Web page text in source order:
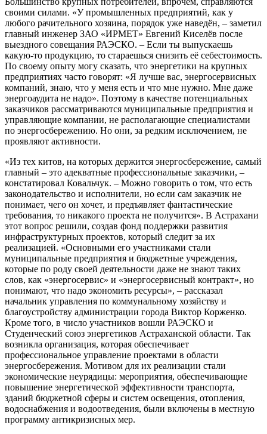
своими силами. «У промышленных предприятий, как у
любого рачительного хозяина, порядок уже наведён, – заметил
главный инженер ЗАО «ИРМЕТ» Евгений Киселёв после
выездного совещания РАЭСКО. – Если ты выпускаешь
какую-то продукцию, то стараешься снизить её себестоимость.
По своему опыту могу сказать, что энергетики на крупных
предприятиях часто говорят: «Я лучше вас, энергосервисных
компаний, знаю, что у меня есть и что мне нужно. Мне даже
энергоаудита не надо». Поэтому в качестве потенциальных
заказчиков рассматриваются муниципальные предприятия и
управляющие компании, не располагающие специалистами
по энергосбережению. Но они, за редким исключением, не
проявляют активности.
«Из тех китов, на которых держится энергосбережение, самый
главный – это адекватные профессиональные заказчики, –
констатировал Ковальчук. – Можно говорить о том, что есть
законодательство и исполнители, но если сам заказчик не
понимает, чего он хочет, и предъявляет фантастические
требования, то никакого проекта не получится». В Астрахани
этот вопрос решили, создав фонд поддержки развития
инфраструктурных проектов, который следит за их
реализацией. «Основными его участниками стали
муниципальные предприятия и бюджетные учреждения,
которые по роду своей деятельности даже не знают таких
слов, как «энергосервис» и «энергосервисный контракт», но
понимают, что надо экономить ресурсы», – рассказал
начальник управления по коммунальному хозяйству и
благоустройству администрации города Виктор Корженко.
Кроме того, в число участников вошли РАЭСКО и
Студенческий союз энергетиков Астраханской области. Так
возникла организация, которая обеспечивает
профессиональное управление проектами в области
энергосбережения. Мотивом для их реализации стали
экономические неурядицы: мероприятия, обеспечивающие
повышение энергетической эффективности транспорта,
зданий бюджетной сферы и систем освещения, отопления,
водоснабжения и водоотведения, были включены в местную
программу антикризисных мер.